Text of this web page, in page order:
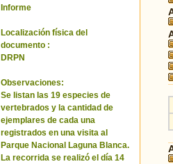
Informe
Localización física del
documento :
DRPN
Observaciones:
Se listan las 19 especies de
vertebrados y la cantidad de
ejemplares de cada una
registrados en una visita al
Parque Nacional Laguna Blanca.
La recorrida se realizó el día 14